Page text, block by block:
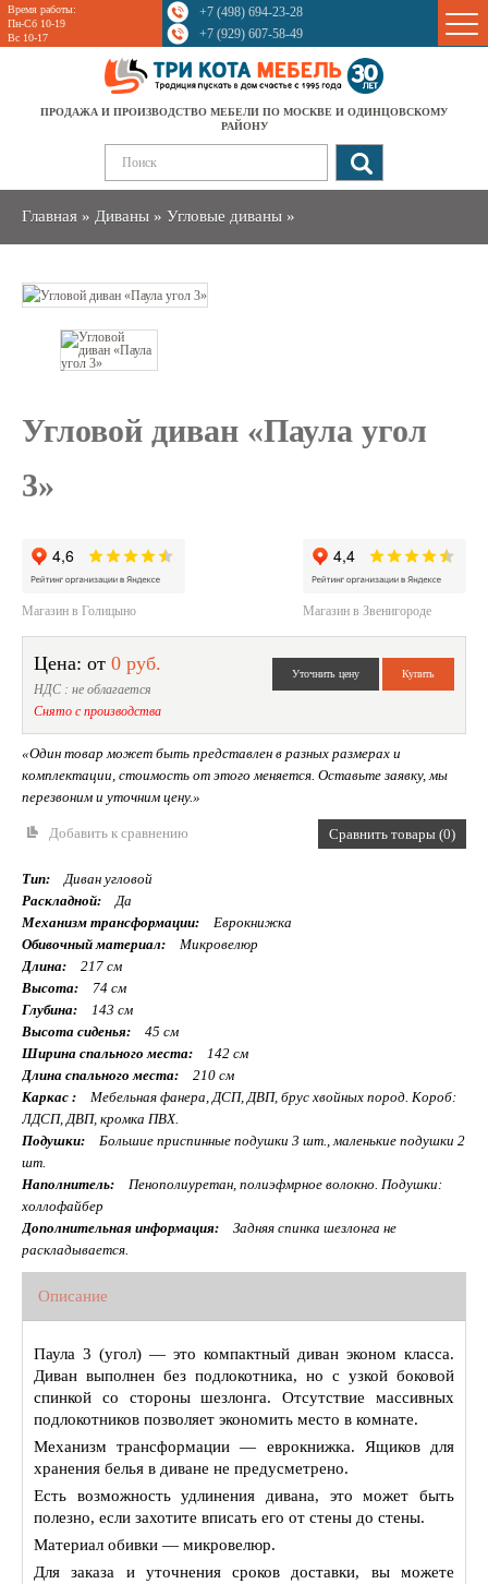
Время работы:
Пн-Сб 10-19
Вс 10-17
+7 (498) 694-23-28
+7 (929) 607-58-49
ПРОДАЖА И ПРОИЗВОДСТВО МЕБЕЛИ ПО МОСКВЕ И ОДИНЦОВСКОМУ
РАЙОНУ
Главная » Диваны » Угловые диваны »
Sale
Угловой диван «Паула угол
3»
Магазин в Голицыно Магазин в Звенигороде
Цена: от 0 руб.
НДС : не облагается
Снято с производства
«Один товар может быть представлен в разных размерах и
комплектации, стоимость от этого меняется. Оставьте заявку, мы
перезвоним и уточним цену.»
Добавить к сравнению Сравнить товары (0)
Тип:
Диван угловой
Раскладной:
Да
Механизм трансформации:
Еврокнижка
Обивочный материал:
Mикровелюр
Длина:
217 см
Высота:
74 см
Глубина:
143 см
Высота сиденья:
45 см
Ширина спального места:
142 см
Длина спального места:
210 см
Каркас :
Мебельная фанера, ДСП, ДВП, брус хвойных пород. Короб:
ЛДСП, ДВП, кромка ПВХ.
Подушки:
Большие приспинные подушки 3 шт., маленькие подушки 2
шт.
Наполнитель:
Пенополиуретан, полиэфмрное волокно. Подушки:
холлофайбер
Дополнительная информация:
Задняя спинка шезлонга не
раскладывается.
Описание
Паула 3 (угол) — это компактный диван эконом класса.
Диван выполнен без подлокотника, но с узкой боковой
спинкой со стороны шезлонга. Отсутствие массивных
подлокотников позволяет экономить место в комнате.
Механизм трансформации — еврокнижка. Ящиков для
хранения белья в диване не предусметрено.
Есть возможность удлинения дивана, это может быть
полезно, если захотите вписать его от стены до стены.
Материал обивки — микровелюр.
Для заказа и уточнения сроков доставки, вы можете